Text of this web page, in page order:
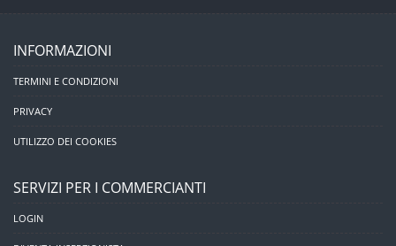
INFORMAZIONI
TERMINI E CONDIZIONI
PRIVACY
UTILIZZO DEI COOKIES
SERVIZI PER I COMMERCIANTI
LOGIN